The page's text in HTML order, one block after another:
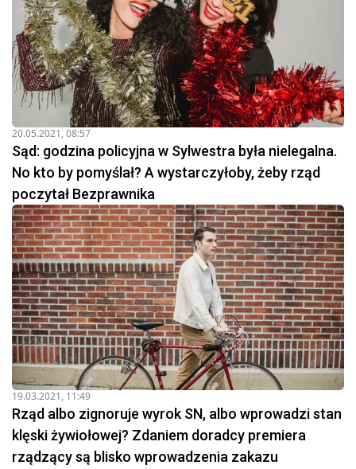
20.05.2021, 08:57
Sąd: godzina policyjna w Sylwestra była nielegalna.
No kto by pomyślał? A wystarczyłoby, żeby rząd
poczytał Bezprawnika
19.03.2021, 11:49
Rząd albo zignoruje wyrok SN, albo wprowadzi stan
klęski żywiołowej? Zdaniem doradcy premiera
rządzący są blisko wprowadzenia zakazu